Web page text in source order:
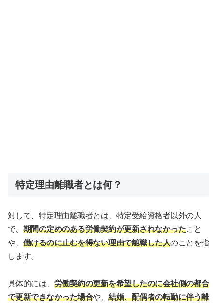
特定理由離職者とは何？
対して、特定理由離職者とは、特定受給資格者以外の人
で、 期間の定めのある労働契約が更新されなかったこと
や、 働けるのに止むを得ない理由で離職した人のことを指
します。
具体的には、 労働契約の更新を希望したのに会社側の都合
で更新できなかった場合や、 結婚、配偶者の転勤に伴う離